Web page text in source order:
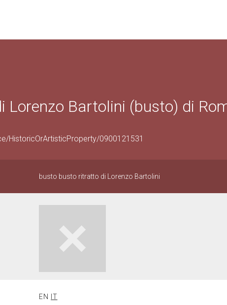
Lorenzo Bartolini (busto) di
HistoricOrArtisticProperty/0900121531
busto busto ritratto di Lorenzo Bartolini
EN
IT